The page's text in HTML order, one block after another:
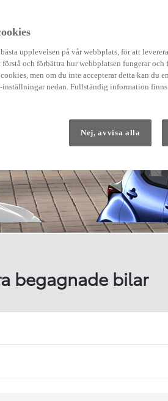
Från 569 900 kr
Från 3 958 kr/mån
HYBRID
begagnade bilar
upplevelsen på vår webbplats, för att
och förbättra hur webbplatsen fungerar och
men om du inte accepterar detta kan du
nedan. Fullständig information
Nej, avvisa alla